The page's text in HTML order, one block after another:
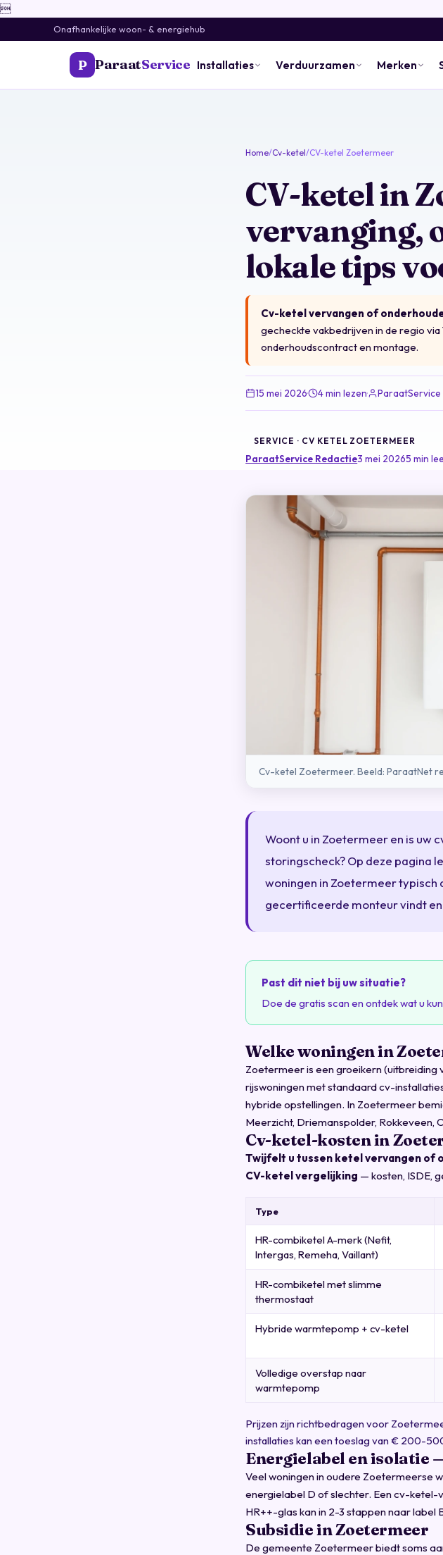

Onafhankelijke woon- & energiehub
P ParaatService Installaties Verduurzamen Merken
Home/Cv-ketel/CV-ketel Zoetermeer
CV-ketel in
vervanging,
lokale tips
Cv-ketel vervangen of
gecheckte vakbedrijven in de regio via
onderhoudscontract en montage.
15 mei 2026· 4 min lezen· ParaatService
SERVICE · CV KETEL ZOETERMEER
ParaatService Redactie3 mei 20265 min
Cv-ketel Zoetermeer. Beeld: ParaatNet
Woont u in Zoetermeer en is uw
storingscheck? Op deze pagina
woningen in Zoetermeer typisch
gecertificeerde monteur vindt
Past dit niet bij uw situatie?
Doe de gratis scan en ontdek wat u
Welke woningen in
Zoetermeer is een groeikern
rijswoningen met standaard cv-
hybride opstellingen. In Zoetermeer
Meerzicht, Driemanspolder, Rokkeveen,
Cv-ketel-kosten in
Twijfelt u tussen ketel vervangen of
CV-ketel vergelijking — kosten, ISDE,
Type
HR-combiketel A-merk (Nefit,
Intergas, Remeha, Vaillant)
HR-combiketel met slimme
thermostaat
Hybride warmtepomp + cv-ketel
Volledige overstap naar
warmtepomp
Prijzen zijn richtbedragen voor
installaties kan een toeslag van € 200-
Energielabel en isolatie
Veel woningen in oudere Zoetermeerse
energielabel D of slechter. Een cv-
HR++-glas kan in 2-3 stappen naar label
Subsidie in Zoetermeer
De gemeente Zoetermeer biedt soms